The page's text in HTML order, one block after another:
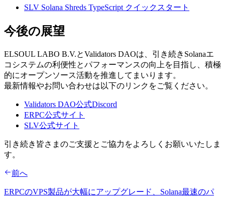
SLV Solana Shreds TypeScript クイックスタート
今後の展望
ELSOUL LABO B.V.とValidators DAOは、引き続きSolanaエ
コシステムの利便性とパフォーマンスの向上を目指し、積極
的にオープンソース活動を推進してまいります。
最新情報やお問い合わせは以下のリンクをご覧ください。
Validators DAO公式Discord
ERPC公式サイト
SLV公式サイト
引き続き皆さまのご支援とご協力をよろしくお願いいたしま
す。
前へ
ERPCのVPS製品が大幅にアップグレード、Solana最速のパ